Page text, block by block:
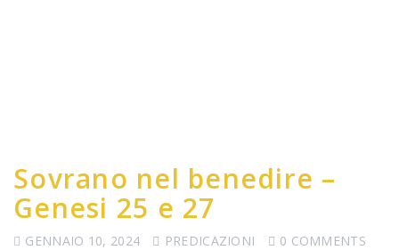
Sovrano nel benedire –
Genesi 25 e 27
GENNAIO 10, 2024 PREDICAZIONI
0 COMMENTS